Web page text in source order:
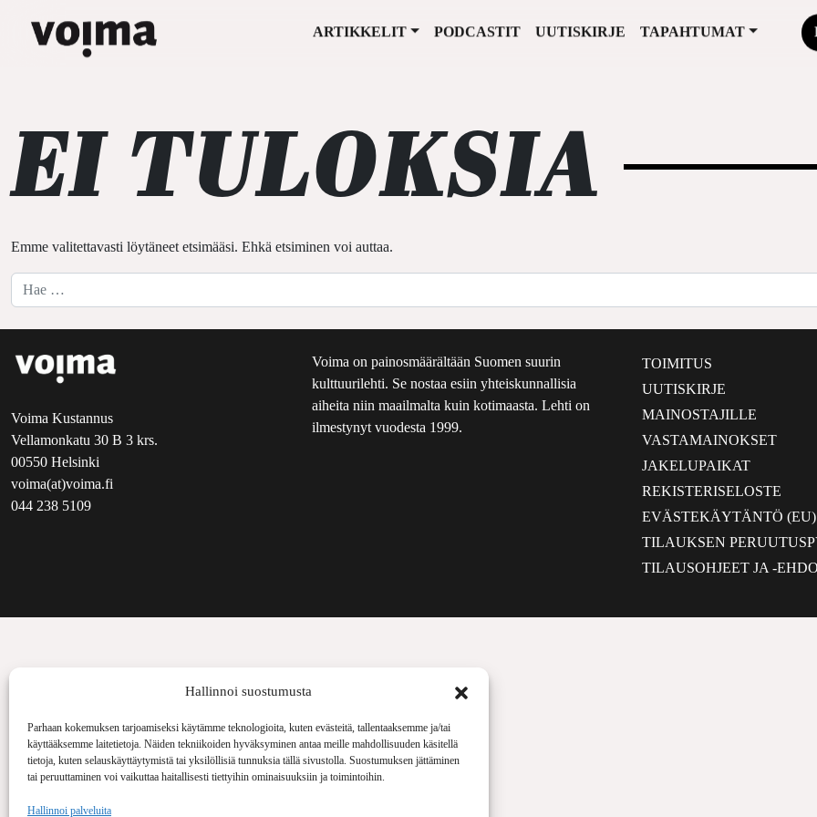
Hallinnoi suostumusta
Parhaan kokemuksen tarjoamiseksi käytämme teknologioita, kuten evästeitä, tallentaaksemme ja/tai
käyttääksemme laitetietoja. Näiden tekniikoiden hyväksyminen antaa meille mahdollisuuden käsitellä
tietoja, kuten selauskäyttäytymistä tai yksilöllisiä tunnuksia tällä sivustolla. Suostumuksen jättäminen
tai peruuttaminen voi vaikuttaa haitallisesti tiettyihin ominaisuuksiin ja toimintoihin.
Hallinnoi palveluita
Päävalikko
ARTIKKELIT PODCASTIT UUTISKIRJE TAPAHTUMAT
EI TULOKSIA
Emme valitettavasti löytäneet etsimääsi. Ehkä etsiminen voi auttaa.
Hae:
Voima Kustannus
Vellamonkatu 30 B 3 krs.
00550 Helsinki
voima(at)voima.fi
044 238 5109
Voima on painosmäärältään Suomen suurin
kulttuurilehti. Se nostaa esiin yhteiskunnallisia
aiheita niin maailmalta kuin kotimaasta. Lehti on
ilmestynyt vuodesta 1999.
TOIMITUS
UUTISKIRJE
MAINOSTAJILLE
VASTAMAINOKSET
JAKELUPAIKAT
REKISTERISELOSTE
EVÄSTEKÄYTÄNTÖ (EU)
TILAUKSEN
TILAUSOHJEET JA -